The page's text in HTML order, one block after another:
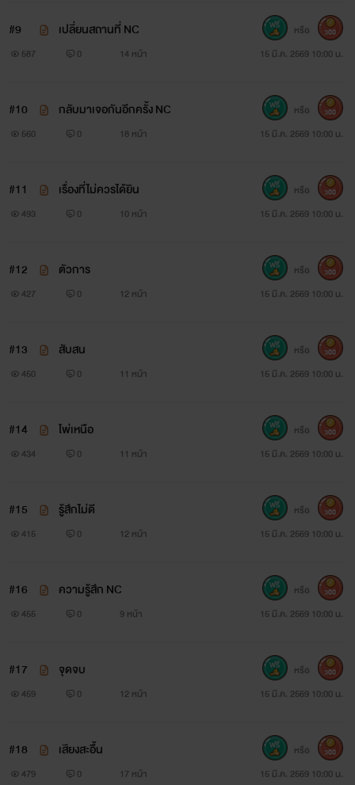
#9 เปลี่ยนสถานที่ NC
587 0 14 หน้า 15 มี.ค. 2569 10:00 น.
หรือ 300
#10 กลับมาเจอกันอีกครั้ง NC
560 0 18 หน้า 15 มี.ค. 2569 10:00 น.
หรือ 300
#11 เรื่องที่ไม่ควรได้ยิน
493 0 10 หน้า 15 มี.ค. 2569 10:00 น.
หรือ 300
#12 ตัวการ
427 0 12 หน้า 15 มี.ค. 2569 10:00 น.
หรือ 300
#13 สับสน
450 0 11 หน้า 15 มี.ค. 2569 10:00 น.
หรือ 300
#14 ไพ่เหนือ
434 0 11 หน้า 15 มี.ค. 2569 10:00 น.
หรือ 300
#15 รู้สึกไม่ดี
415 0 12 หน้า 15 มี.ค. 2569 10:00 น.
หรือ 300
#16 ความรู้สึก NC
455 0 9 หน้า 15 มี.ค. 2569 10:00 น.
หรือ 300
#17 จุดจบ
459 0 12 หน้า 15 มี.ค. 2569 10:00 น.
หรือ 300
#18 เสียงสะอื้น
479 0 17 หน้า 15 มี.ค. 2569 10:00 น.
หรือ 300